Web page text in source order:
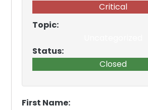
Critical
Topic:
Status:
Closed
First Name: